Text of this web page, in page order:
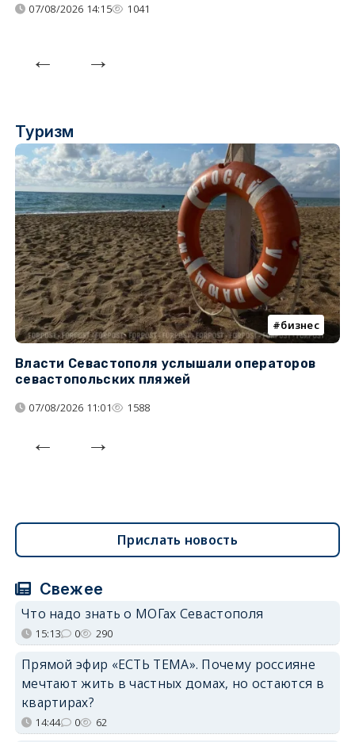
07/08/2026 14:15 1041
Туризм
бизнес
Власти Севастополя услышали операторов
севастопольских пляжей
07/08/2026 11:01 1588
Прислать новость
Свежее
Что надо знать о МОГах Севастополя
15:13 0 290
Прямой эфир «ЕСТЬ ТЕМА». Почему россияне
мечтают жить в частных домах, но остаются в
квартирах?
14:44 0 62